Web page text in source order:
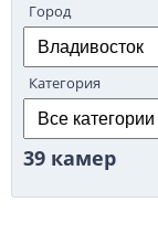
Город
Категория
39 камер